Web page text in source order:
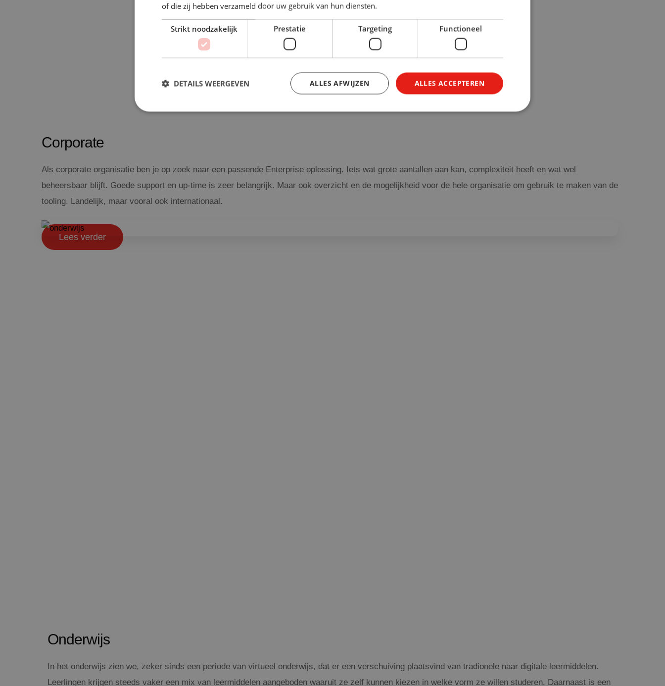
Corporate
Als corporate organisatie ben je op zoek naar een passende Enterprise oplossing. Iets wat grote aantallen aan kan, complexiteit heeft en wat wel
beheersbaar blijft. Goede support en up-time is zeer belangrijk. Maar ook overzicht en de mogelijkheid voor de hele organisatie om gebruik te maken van de
tooling. Landelijk, maar vooral ook internationaal.
Lees verder
Onderwijs
In het onderwijs zien we, zeker sinds een periode van virtueel onderwijs, dat er een verschuiving plaatsvind van tradionele naar digitale leermiddelen.
Leerlingen krijgen steeds vaker een mix van leermiddelen aangeboden waaruit ze zelf kunnen kiezen in welke vorm ze willen studeren. Daarnaast is een
of die zij hebben verzameld door uw gebruik van hun diensten.
Strikt noodzakelijk Prestatie Targeting Functioneel
ALLES ACCEPTEREN
ALLES AFWIJZEN
DETAILS WEERGEVEN